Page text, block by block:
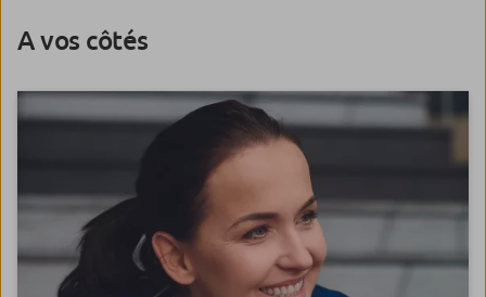
A vos côtés